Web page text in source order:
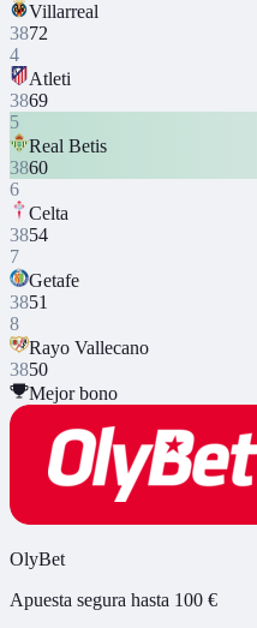
Villarreal
3872
4
Atleti
3869
5
Real Betis
3860
6
Celta
3854
7
Getafe
3851
8
Rayo Vallecano
3850
Mejor bono
OlyBet
Apuesta segura hasta 100 €